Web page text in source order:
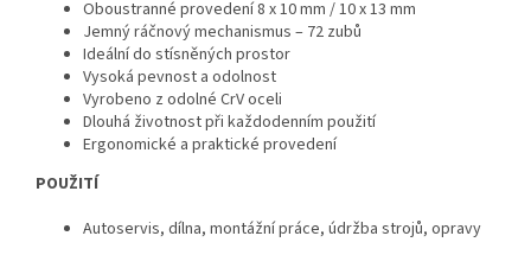
Oboustranné provedení 8 x 10 mm / 10 x 13 mm
Jemný ráčnový mechanismus – 72 zubů
Ideální do stísněných prostor
Vysoká pevnost a odolnost
Vyrobeno z odolné CrV oceli
Dlouhá životnost při každodenním použití
Ergonomické a praktické provedení
POUŽITÍ
Autoservis, dílna, montážní práce, údržba strojů, opravy